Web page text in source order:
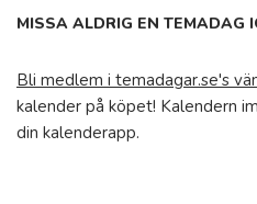
MISSA ALDRIG EN TEMADAG
Bli medlem i temadagar.se's
kalender på köpet! Kalendern
din kalenderapp.